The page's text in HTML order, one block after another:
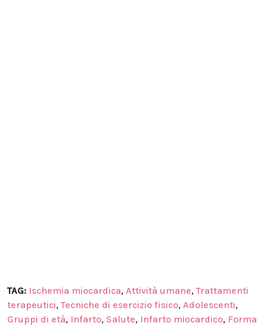
TAG: Ischemia miocardica, Attività umane,Trattamenti
terapeutici,Tecniche di esercizio fisico, Adolescenti,
Gruppi di età, Infarto, Salute, Infarto miocardico, Forma